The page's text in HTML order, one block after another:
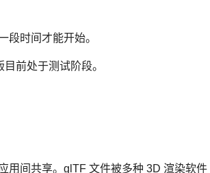
段时间才能开始。
前处于测试阶段。
用间共享。glTF 文件被多种 3D 渲染软件